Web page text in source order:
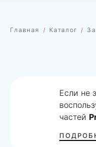
Главная Каталог
Если не
частей